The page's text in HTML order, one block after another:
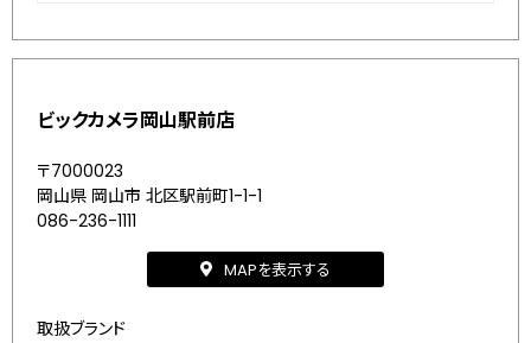
ビックカメラ岡山駅前店
〒7000023
岡山県 岡山市 北区駅前町1-1-1
086-236-1111
MAPを表示する
取扱ブランド